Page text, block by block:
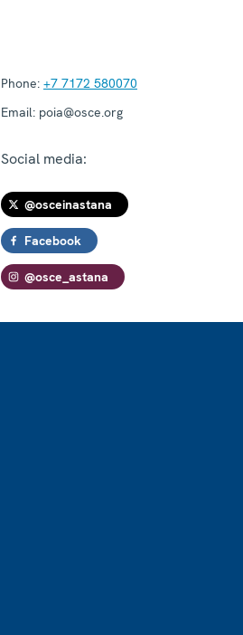
Phone: +7 7172 580070
Email: poia@osce.org
Social media:
@osceinastana
Facebook
@osce_astana